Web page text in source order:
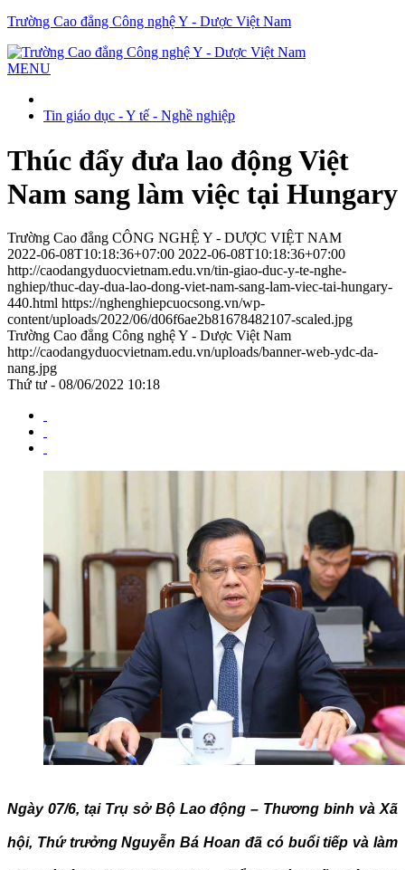
Trường Cao đẳng Công nghệ Y - Dược Việt Nam
MENU
Tin giáo dục - Y tế - Nghề nghiệp
Thúc đẩy đưa lao động Việt
Nam sang làm việc tại Hungary
Trường Cao đẳng CÔNG NGHỆ Y - DƯỢC VIỆT NAM
2022-06-08T10:18:36+07:00 2022-06-08T10:18:36+07:00
http://caodangyduocvietnam.edu.vn/tin-giao-duc-y-te-nghe-
nghiep/thuc-day-dua-lao-dong-viet-nam-sang-lam-viec-tai-hungary-
440.html https://nghenghiepcuocsong.vn/wp-
content/uploads/2022/06/d06f6ae2b81678482107-scaled.jpg
Trường Cao đẳng Công nghệ Y - Dược Việt Nam
http://caodangyduocvietnam.edu.vn/uploads/banner-web-ydc-da-
nang.jpg
Thứ tư - 08/06/2022 10:18
Ngày 07/6, tại Trụ sở Bộ Lao động – Thương binh và Xã
hội, Thứ trưởng Nguyễn Bá Hoan đã có buổi tiếp và làm